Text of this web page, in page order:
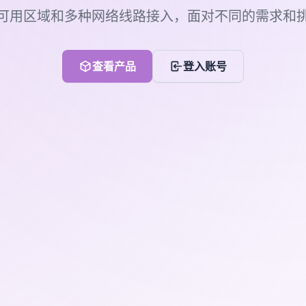
用区域和多种网络线路接入，面对不同的需求和
查看产品 登入账号